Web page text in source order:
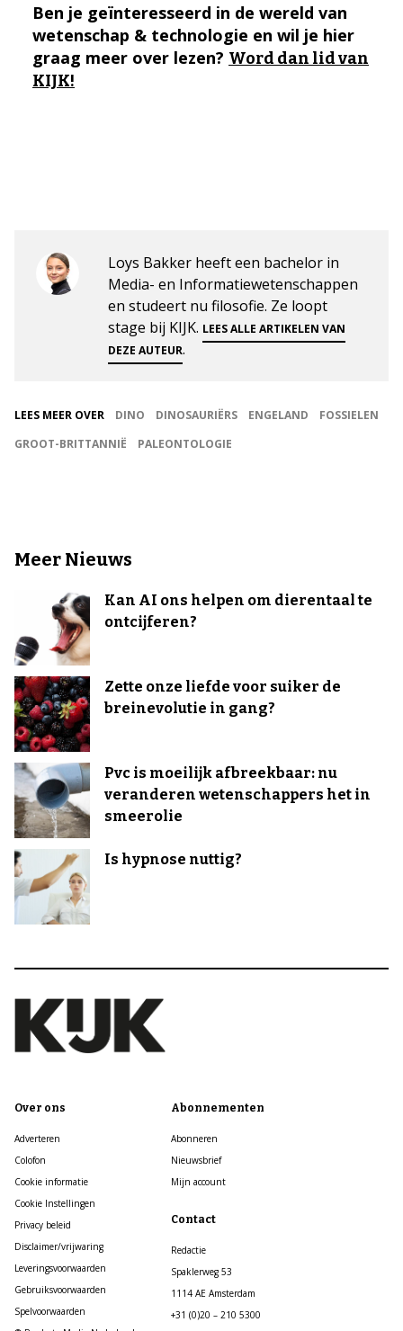
Ben je geïnteresseerd in de wereld van
wetenschap & technologie en wil je hier
graag meer over lezen? Word dan lid van
KIJK!
Loys Bakker heeft een bachelor in
Media- en Informatiewetenschappen
en studeert nu filosofie. Ze loopt
stage bij KIJK. LEES ALLE ARTIKELEN VAN
DEZE AUTEUR.
LEES MEER OVER DINO DINOSAURIËRS ENGELAND
FOSSIELEN
GROOT-BRITTANNIË
PALEONTOLOGIE
Meer Nieuws
Kan AI ons helpen om dierentaal te
ontcijferen?
Zette onze liefde voor suiker de
breinevolutie in gang?
Pvc is moeilijk afbreekbaar: nu
veranderen wetenschappers het in
smeerolie
Is hypnose nuttig?
Over ons
Adverteren
Colofon
Cookie informatie
Cookie Instellingen
Privacy beleid
Disclaimer/vrijwaring
Leveringsvoorwaarden
Gebruiksvoorwaarden
Spelvoorwaarden
Abonnementen
Abonneren
Nieuwsbrief
Mijn account
Contact
Redactie
Spaklerweg 53
1114 AE Amsterdam
+31 (0)20 – 210 5300